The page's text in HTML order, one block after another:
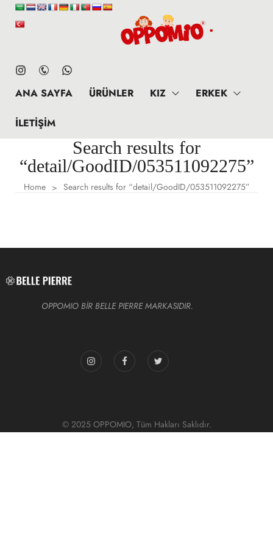
ANA SAYFA ÜRÜNLER KIZ ERKEK
İLETIŞIM
Search results for
“detail/GoodID/053511092275”
Home > Search results for “detail/GoodID/053511092275”
OPPOMIO BİR BELLE PIERRE MARKASIDIR.
© 2025 OPPOMIO, Tüm Hakları Saklıdır.